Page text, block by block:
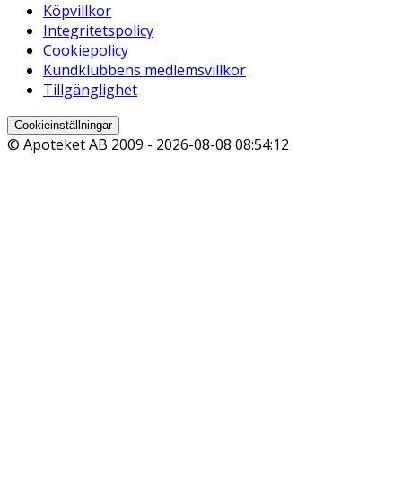
Köpvillkor
Integritetspolicy
Cookiepolicy
Kundklubbens medlemsvillkor
Tillgänglighet
Cookieinställningar
© Apoteket AB 2009 - 2026-08-08 08:54:12